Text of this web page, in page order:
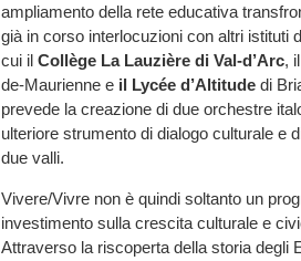
ampliamento della rete educativa
già in corso interlocuzioni con altri istituti
cui il Collège La Lauzière di Val-d’Arc, il
de-Maurienne e il Lycée d’Altitude di
prevede la creazione di due orchestre
ulteriore strumento di dialogo culturale e
due valli.
Vivere/Vivre non è quindi soltanto un
investimento sulla crescita culturale e
Attraverso la riscoperta della storia degli